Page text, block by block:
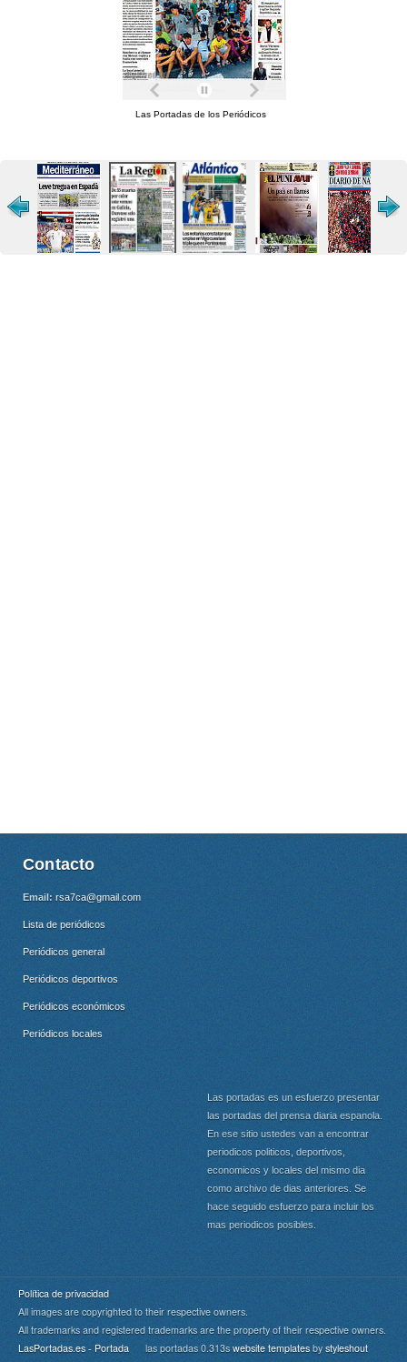
Las Portadas de los Periódicos
Contacto
Email: rsa7ca@gmail.com
Lista de periódicos
Periódicos general
Periódicos deportivos
Periódicos económicos
Periódicos locales
Las portadas es un esfuerzo presentar
las portadas del prensa diaria espanola.
En ese sitio ustedes van a encontrar
periodicos politicos, deportivos,
economicos y locales del mismo dia
como archivo de dias anteriores. Se
hace seguido esfuerzo para incluir los
mas periodicos posibles.
Política de privacidad
All images are copyrighted to their respective owners.
All trademarks and registered trademarks are the property of their respective owners.
LasPortadas.es - Portada las portadas 0.313s website templates bystyleshout